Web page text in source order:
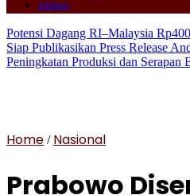
Video
Potensi Dagang RI–Malaysia
Siap Publikasikan Press Release
Peningkatan Produksi dan Serapan
Home / Nasional
Prabowo